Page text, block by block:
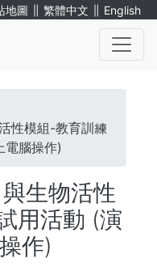
地圖 ∥ 繁體中文 ∥ English
性模組-教育訓練
電腦操作)
生物活性
用活動 (演
作)